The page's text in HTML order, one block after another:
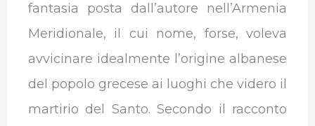
fantasia posta dall’autore nell’Armenia
Meridionale, il cui nome, forse, voleva
avvicinare idealmente l’origine albanese
del popolo grecese ai luoghi che videro il
martirio del Santo. Secondo il racconto